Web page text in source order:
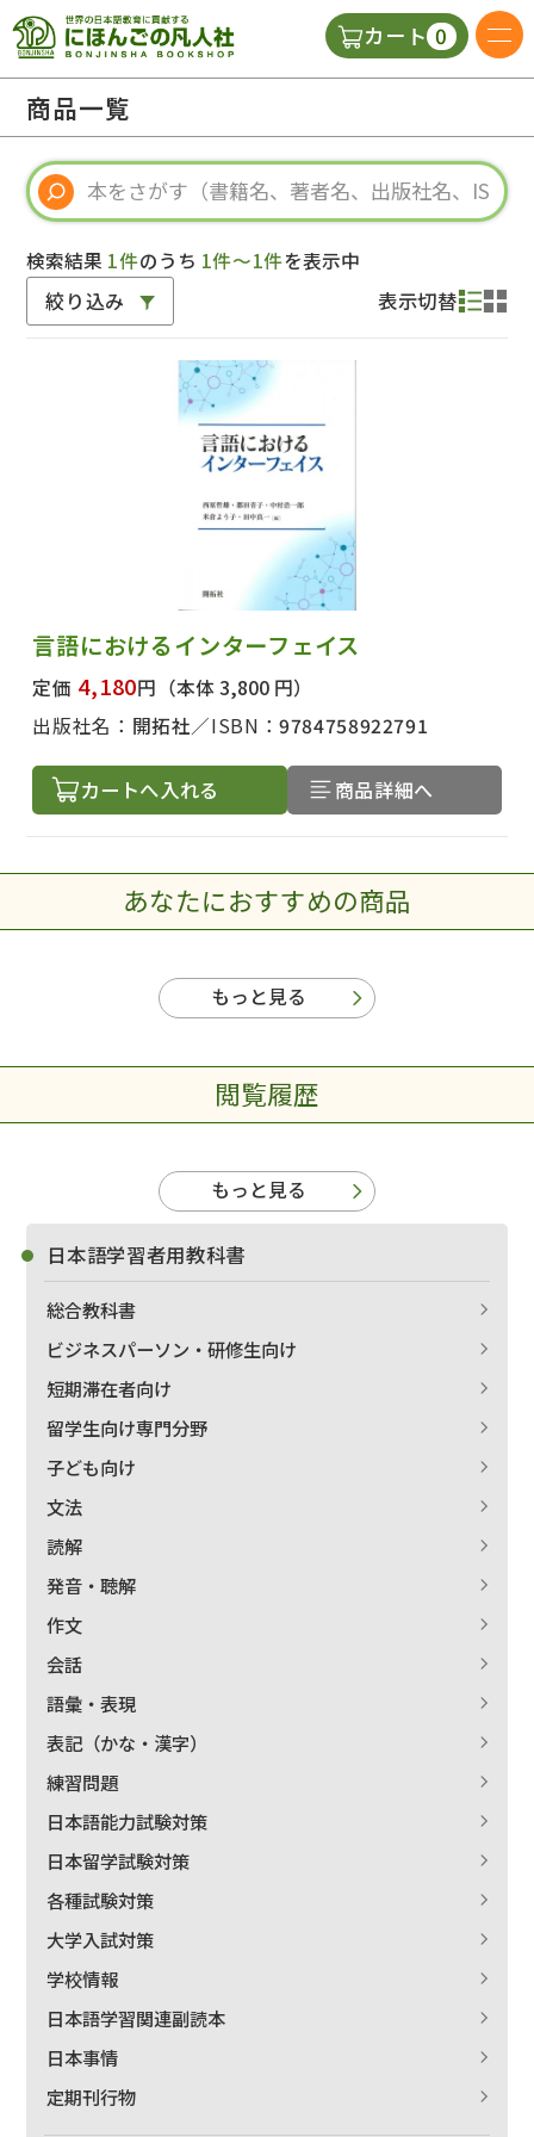
カート 0
視聴覚・補助教材
教師用参考書
商品一覧
検索結果 1件のうち 1件～1件を表示中
絞り込み 表示切替
言語におけるインターフェイス
定価 4,180円 （本体 3,800 円）
出版社名： 開拓社 ISBN：9784758922791
カートへ入れる 商品詳細へ
あなたにおすすめの商品
もっと見る
閲覧履歴
もっと見る
日本語学習者用教科書
総合教科書
ビジネスパーソン・研修生向け
短期滞在者向け
留学生向け専門分野
子ども向け
文法
読解
発音・聴解
作文
会話
語彙・表現
表記（かな・漢字）
練習問題
日本語能力試験対策
日本留学試験対策
各種試験対策
大学入試対策
学校情報
日本語学習関連副読本
日本事情
定期刊行物